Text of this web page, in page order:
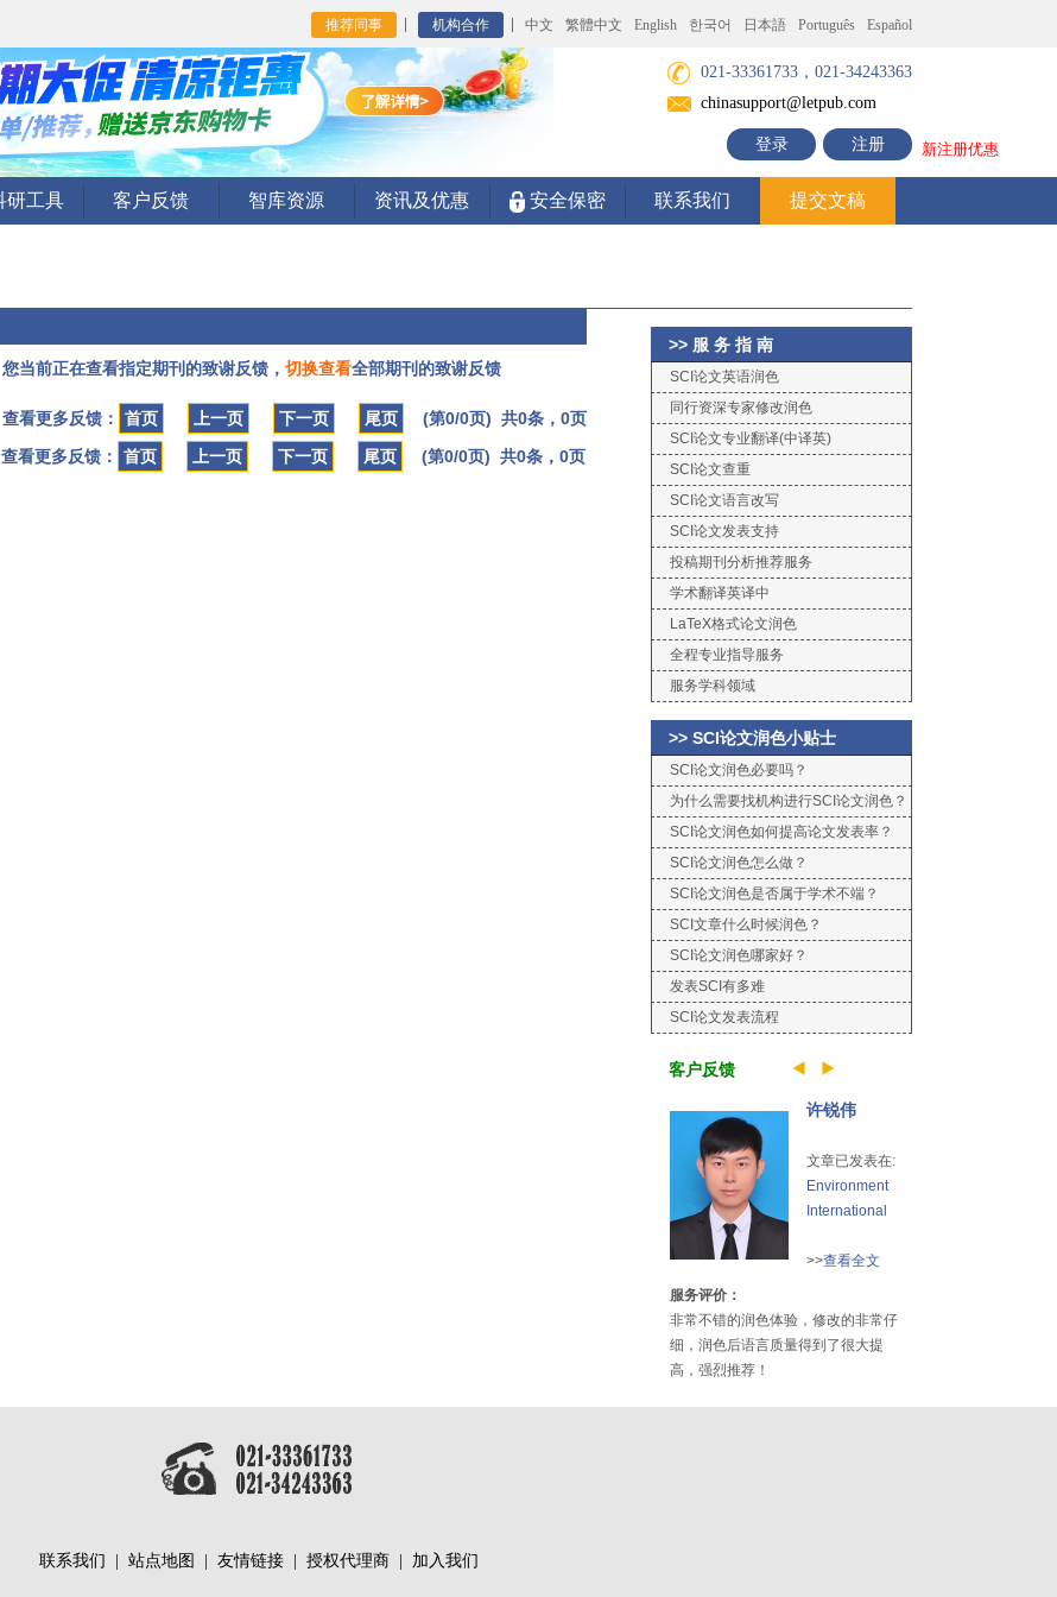
推荐同事 机构合作 中文 繁體中文 English 한국어 日本語 Português Español
021-33361733，021-34243363
chinasupport@letpub.com
登录 注册 新注册优惠
研工具 客户反馈 智库资源 资讯及优惠 安全保密 联系我们 提交文稿
您当前正在查看指定期刊的致谢反馈， 切换查看全部期刊的致谢反馈
查看更多反馈： 首页 上一页 下一页 尾页
(第0/0页) 共0条，0页
查看更多反馈：
首页 上一页 下一页 尾页 (第0/0页) 共0条，0页
>> 服 务 指 南
SCI论文英语润色
同行资深专家修改润色
SCI论文专业翻译(中译英)
SCI论文查重
SCI论文语言改写
SCI论文发表支持
投稿期刊分析推荐服务
学术翻译英译中
LaTeX格式论文润色
全程专业指导服务
服务学科领域
>> SCI论文润色小贴士
SCI论文润色必要吗？
为什么需要找机构进行SCI论文润色？
SCI论文润色如何提高论文发表率？
SCI论文润色怎么做？
SCI论文润色是否属于学术不端？
SCI文章什么时候润色？
SCI论文润色哪家好？
发表SCI有多难
SCI论文发表流程
客户反馈
许锐伟
文章已发表在:
Environment
International
>>查看全文
服务评价：
非常不错的润色体验，修改的非常仔
细，润色后语言质量得到了很大提
高，强烈推荐！
联系我们 站点地图 友情链接 授权代理商 加入我们